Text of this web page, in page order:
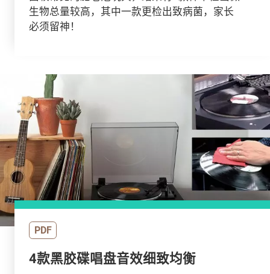
生物总量较高，其中一款更检出致病菌，家长
必须留神！
PDF
4款黑胶碟唱盘音效细致均衡